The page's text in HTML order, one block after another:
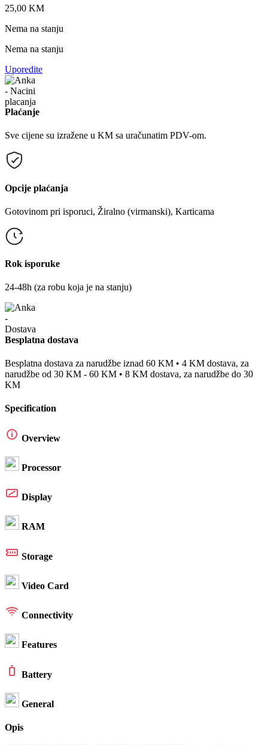
25,00 KM
Nema na stanju
Nema na stanju
Uporedite
Plaćanje
Sve cijene su izražene u KM sa uračunatim PDV-om.
Opcije plaćanja
Gotovinom pri isporuci, Žiralno (virmanski), Karticama
Rok isporuke
24-48h (za robu koja je na stanju)
Besplatna dostava
Besplatna dostava za narudžbe iznad 60 KM • 4 KM dostava, za
narudžbe od 30 KM - 60 KM • 8 KM dostava, za narudžbe do 30
KM
Specification
Overview
Processor
Display
RAM
Storage
Video Card
Connectivity
Features
Battery
General
Opis